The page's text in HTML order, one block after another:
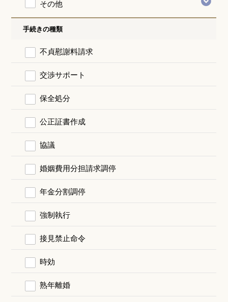
その他
手続きの種類
不貞慰謝料請求
交渉サポート
保全処分
公正証書作成
協議
婚姻費用分担請求調停
年金分割調停
強制執行
接見禁止命令
時効
熟年離婚